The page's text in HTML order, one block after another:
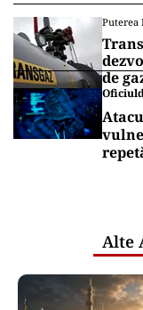
Puterea
de
Alte